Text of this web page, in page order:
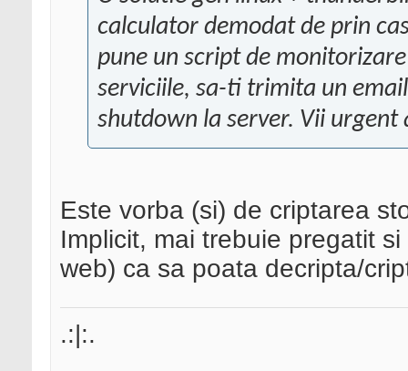
calculator demodat de prin
pune un script de
serviciile, sa-ti trimita un
shutdown la server. Vii
Este vorba (si) de criptarea
Implicit, mai trebuie pregatit
web) ca sa poata decripta/
.:|:.